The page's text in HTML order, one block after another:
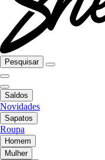
Pesquisar
Saldos
Novidades
Sapatos
Roupa
Homem
Mulher